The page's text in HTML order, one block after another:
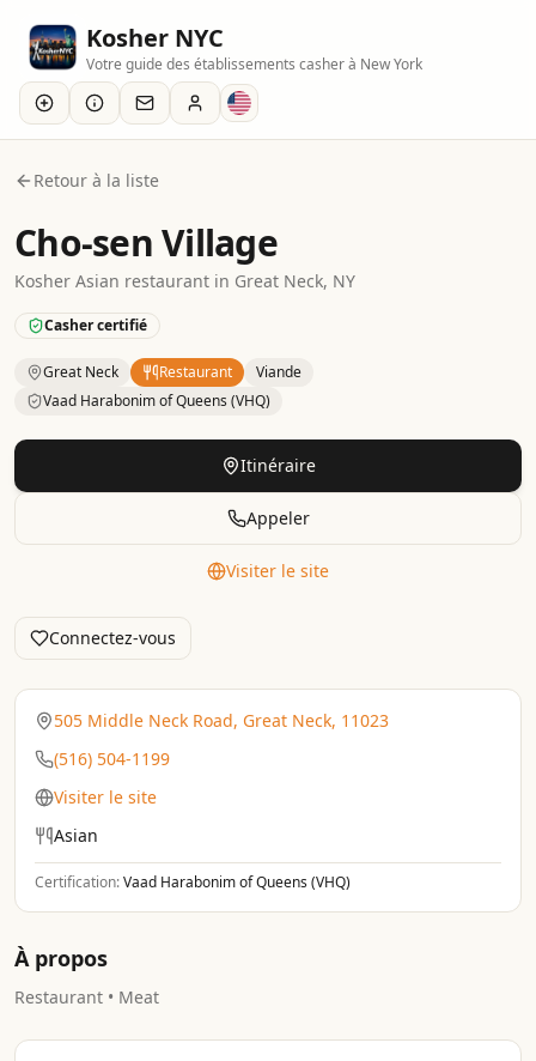
Kosher NYC
Votre guide des établissements casher à New York
Retour à la liste
Cho-sen Village
Kosher Asian restaurant in Great Neck, NY
Casher certifié
Great Neck Restaurant
Viande
Vaad Harabonim of Queens (VHQ)
Kosher Category: Meat.
Itinéraire
Appeler
Visiter le site
Connectez-vous
505 Middle Neck Road, Great Neck, 11023
(516) 504-1199
Visiter le site
Asian
Certification:Vaad Harabonim of Queens (VHQ)
À propos
Restaurant • Meat